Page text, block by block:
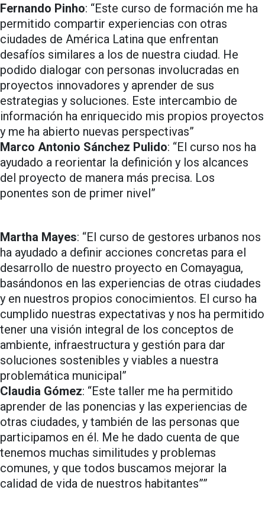
Fernando Pinho: “Este curso de formación me ha
permitido compartir experiencias con otras
ciudades de América Latina que enfrentan
desafíos similares a los de nuestra ciudad. He
podido dialogar con personas involucradas en
proyectos innovadores y aprender de sus
estrategias y soluciones. Este intercambio de
información ha enriquecido mis propios proyectos
y me ha abierto nuevas perspectivas”
Marco Antonio Sánchez Pulido: “El curso nos ha
ayudado a reorientar la definición y los alcances
del proyecto de manera más precisa. Los
ponentes son de primer nivel”
Martha Mayes: “El curso de gestores urbanos nos
ha ayudado a definir acciones concretas para el
desarrollo de nuestro proyecto en Comayagua,
basándonos en las experiencias de otras ciudades
y en nuestros propios conocimientos. El curso ha
cumplido nuestras expectativas y nos ha permitido
tener una visión integral de los conceptos de
ambiente, infraestructura y gestión para dar
soluciones sostenibles y viables a nuestra
problemática municipal”
Claudia Gómez: “Este taller me ha permitido
aprender de las ponencias y las experiencias de
otras ciudades, y también de las personas que
participamos en él. Me he dado cuenta de que
tenemos muchas similitudes y problemas
comunes, y que todos buscamos mejorar la
calidad de vida de nuestros habitantes””